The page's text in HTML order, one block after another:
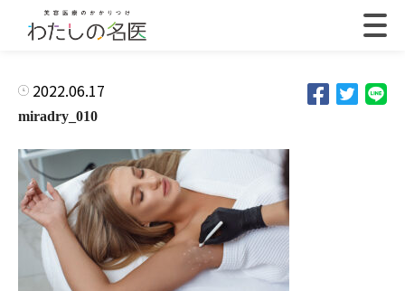
2022.06.17
miradry_010